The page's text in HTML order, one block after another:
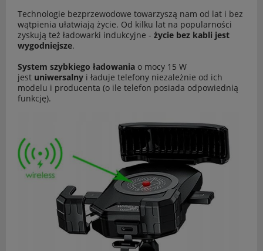
Technologie bezprzewodowe towarzyszą nam od lat i bez
wątpienia ułatwiają życie. Od kilku lat na popularności
zyskują też ładowarki indukcyjne - życie bez kabli jest
wygodniejsze.
System szybkiego ładowania o mocy 15 W
jest uniwersalny i ładuje telefony niezależnie od ich
modelu i producenta (o ile telefon posiada odpowiednią
funkcję).